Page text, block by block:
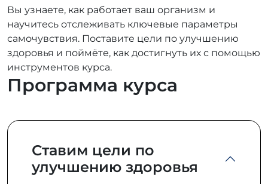
Вы узнаете, как работает ваш организм и
научитесь отслеживать ключевые параметры
самочувствия. Поставите цели по улучшению
здоровья и поймёте, как достигнуть их с помощью
инструментов курса.
Программа курса
Ставим цели по
улучшению здоровья